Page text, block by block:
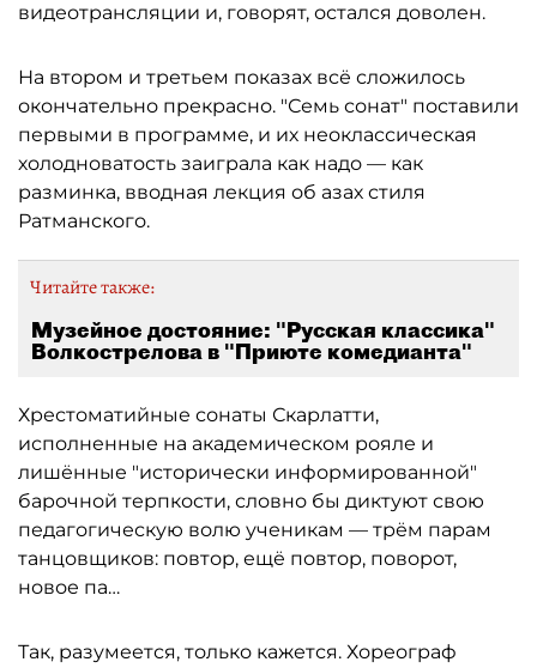
видеотрансляции и, говорят, остался доволен.
На втором и третьем показах всё сложилось
окончательно прекрасно. "Семь сонат" поставили
первыми в программе, и их неоклассическая
холодноватость заиграла как надо — как
разминка, вводная лекция об азах стиля
Ратманского.
Читайте также:
Музейное достояние: "Русская классика"
Волкострелова в "Приюте комедианта"
Хрестоматийные сонаты Скарлатти,
исполненные на академическом рояле и
лишённые "исторически информированной"
барочной терпкости, словно бы диктуют свою
педагогическую волю ученикам — трём парам
танцовщиков: повтор, ещё повтор, поворот,
новое па…
Так, разумеется, только кажется. Хореограф